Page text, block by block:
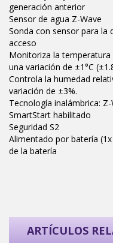
generación anterior
Sensor de agua Z-Wave
Sonda con sensor para la
acceso
Monitoriza la temperatura
una variación de ±1°C
Controla la humedad
variación de ±3%.
Tecnología inalámbrica: Z-
SmartStart habilitado
Seguridad S2
Alimentado por batería
de la batería
ARTÍCULOS